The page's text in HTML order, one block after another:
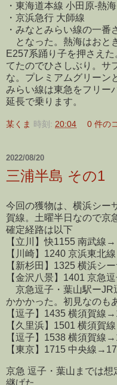
・東海道本線 小田原-熱海
・京浜急行 大師線
・みなとみらい線の一番
となった。熱海はおと
E257系踊り子を押さえ
てたのでひさしぶり。サ
な。プレミアムグリーン
みらい線は東急をフリー
延長で乗ります。
某くま 時刻: 20:04 0 件の
2022/08/20
三浦半島 その1
今回の獲物は、横浜シー
賀線。土曜半日なので京
確定経路は以下
【立川】快1155 南武線→
【川崎】1240 京浜東北
【新杉田】1325 横浜シ
【金沢八景】1401 京急
京急逗子・葉山駅ーJR
かかかった。初見なのも
【逗子】1435 横須賀線
【久里浜】1501 横須賀
【逗子】1538 横須賀線
【東京】1715 中央線
京急 逗子・葉山までは想
継げた。